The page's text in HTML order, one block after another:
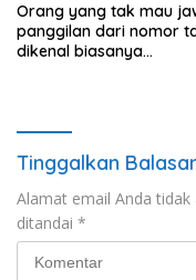
Orang yang tak mau
panggilan dari nomor
dikenal biasanya
Tinggalkan
Alamat email Anda tidak
ditandai *